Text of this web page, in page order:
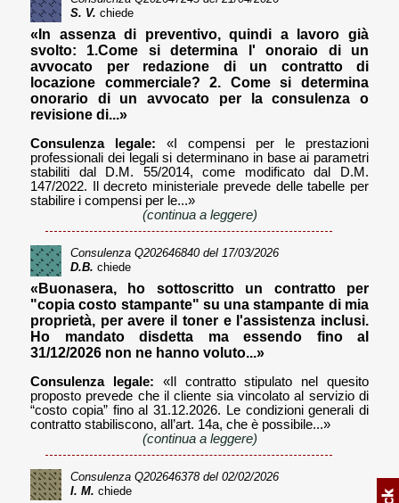
S. V. chiede
«In assenza di preventivo, quindi a lavoro già
svolto: 1.Come si determina l' onoraio di un
avvocato per redazione di un contratto di
locazione commerciale? 2. Come si determina
onorario di un avvocato per la consulenza o
revisione di...»
Consulenza legale: «I compensi per le prestazioni
professionali dei legali si determinano in base ai parametri
stabiliti dal D.M. 55/2014, come modificato dal D.M.
147/2022. Il decreto ministeriale prevede delle tabelle per
stabilire i compensi per le...»
(continua a leggere)
Consulenza Q202646840del 17/03/2026
D.B. chiede
«Buonasera, ho sottoscritto un contratto per
"copia costo stampante" su una stampante di mia
proprietà, per avere il toner e l'assistenza inclusi.
Ho mandato disdetta ma essendo fino al
31/12/2026 non ne hanno voluto...»
Consulenza legale: «Il contratto stipulato nel quesito
proposto prevede che il cliente sia vincolato al servizio di
“costo copia” fino al 31.12.2026. Le condizioni generali di
contratto stabiliscono, all’art. 14a, che è possibile...»
(continua a leggere)
Consulenza Q202646378del 02/02/2026
I. M. chiede